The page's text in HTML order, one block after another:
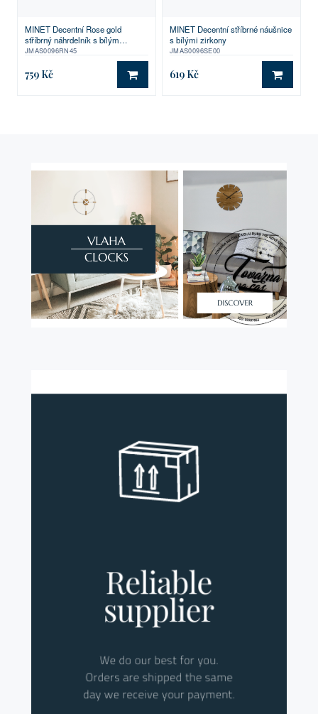
MINET Decentní Rose gold
stříbrný náhrdelník s bílým
zirkonem
JMAS0096RN45
759 Kč DO KOŠÍKU
MINET Decentní stříbrné náušnice
s bílými zirkony
JMAS0096SE00
619 Kč DO